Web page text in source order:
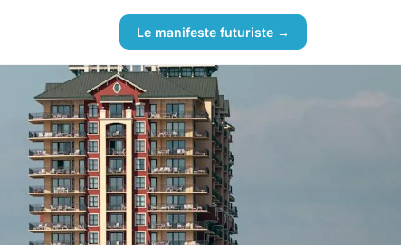
Le manifeste futuriste →